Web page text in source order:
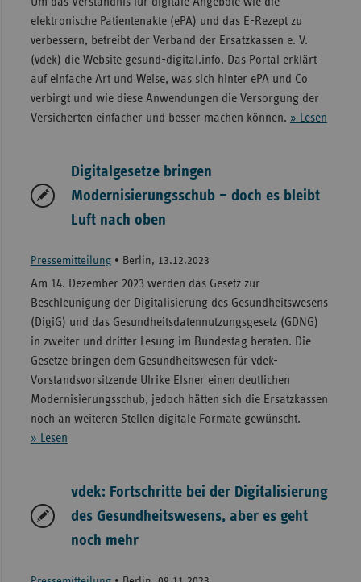
elektronische Patientenakte (ePA) und das E-Rezept zu
verbessern, betreibt der Verband der Ersatzkassen e. V.
(vdek) die Website gesund-digital.info. Das Portal erklärt
auf einfache Art und Weise, was sich hinter ePA und Co
verbirgt und wie diese Anwendungen die Versorgung der
Versicherten einfacher und besser machen können. » Lesen
Digitalgesetze bringen
Modernisierungsschub – doch es bleibt
Luft nach oben
Pressemitteilung• Berlin, 13.12.2023
Am 14. Dezember 2023 werden das Gesetz zur
Beschleunigung der Digitalisierung des Gesundheitswesens
(DigiG) und das Gesundheitsdatennutzungsgesetz (GDNG)
in zweiter und dritter Lesung im Bundestag beraten. Die
Gesetze bringen dem Gesundheitswesen für vdek-
Vorstandsvorsitzende Ulrike Elsner einen deutlichen
Modernisierungsschub, jedoch hätten sich die Ersatzkassen
noch an weiteren Stellen digitale Formate gewünscht.
» Lesen
vdek: Fortschritte bei der Digitalisierung
des Gesundheitswesens, aber es geht
noch mehr